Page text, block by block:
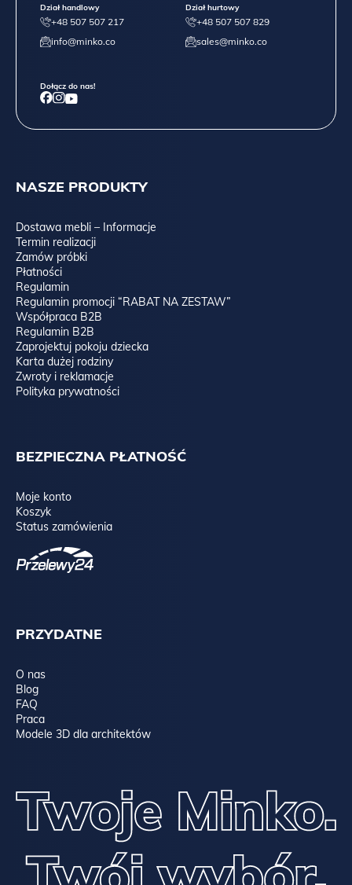
NASZE PRODUKTY
Dostawa mebli – Informacje
Termin realizacji
Zamów próbki
Płatności
Regulamin
Regulamin promocji “RABAT NA ZESTAW”
Współpraca B2B
Regulamin B2B
Zaprojektuj pokoju dziecka
Karta dużej rodziny
Zwroty i reklamacje
Polityka prywatności
BEZPIECZNA PŁATNOŚĆ
Moje konto
Koszyk
Status zamówienia
PRZYDATNE
O nas
Blog
FAQ
Praca
Modele 3D dla architektów
Dział handlowy
+48 507 507 217
info@minko.co
Dział hurtowy
+48 507 507 829
sales@minko.co
Dołącz do nas!